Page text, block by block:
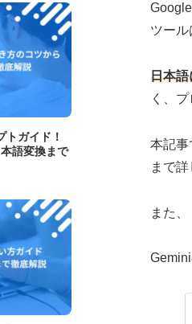
ツー
日本語
く、
本記事
まで
また、
トガイド！
語変換まで